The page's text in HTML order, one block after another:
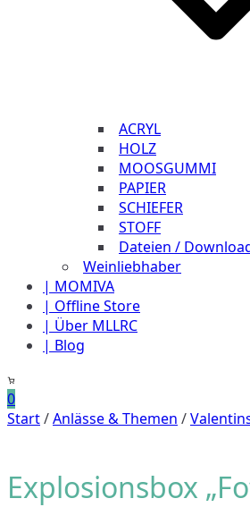
ACRYL
HOLZ
MOOSGUMMI
PAPIER
SCHIEFER
STOFF
Dateien /
Weinliebhaber
| MOMIVA
| Offline Store
| Über MLLRC
| Blog
0
Start/Anlässe & Themen /
Explosionsbox